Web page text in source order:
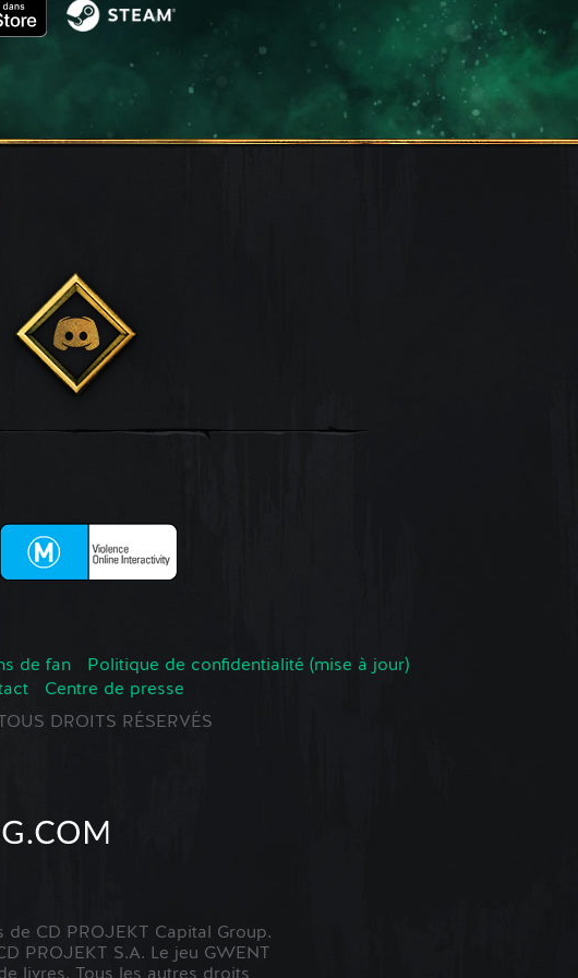
de fan
Politique de confidentialité (mise à jour)
Centre de presse
DROITS RÉSERVÉS
CD PROJEKT Capital Group.
PROJEKT S.A. Le jeu GWENT